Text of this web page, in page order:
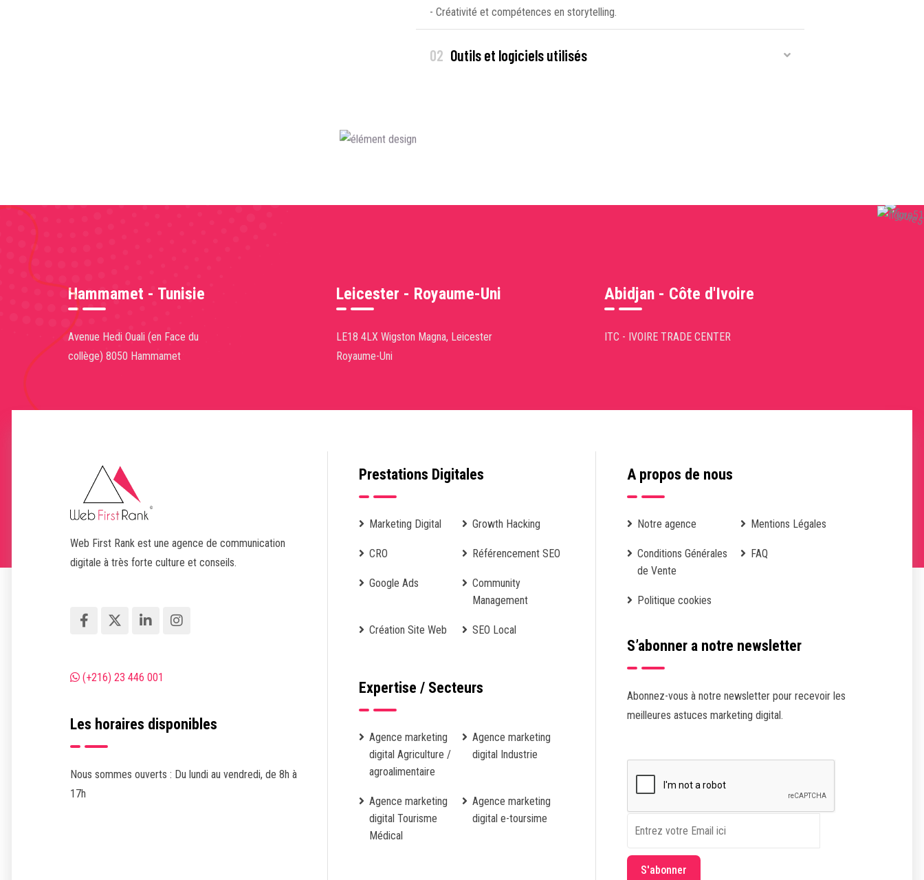
- Créativité et compétences en storytelling.
02 Outils et logiciels utilisés
Hammamet - Tunisie
Avenue Hedi Ouali (en Face du
collège) 8050 Hammamet
Leicester - Royaume-Uni
LE18 4LX Wigston Magna, Leicester
Royaume-Uni
Abidjan - Côte d'Ivoire
ITC - IVOIRE TRADE CENTER
Web First Rank est une agence de communication
digitale à très forte culture et conseils.
(+216) 23 446 001
Les horaires disponibles
Nous sommes ouverts : Du lundi au vendredi, de 8h à
17h
Prestations Digitales
Marketing Digital Growth Hacking
CRO Référencement SEO
Google Ads
Community
Management
Création Site Web SEO Local
Expertise / Secteurs
Agence marketing
digital Agriculture /
agroalimentaire
Agence marketing
digital Industrie
Agence marketing
digital Tourisme
Médical
Agence marketing
digital e-toursime
A propos de nous
Notre agence Mentions Légales
Conditions Générales
de Vente
FAQ
Politique cookies
S’abonner a notre newsletter
Abonnez-vous à notre newsletter pour recevoir les
meilleures astuces marketing digital.